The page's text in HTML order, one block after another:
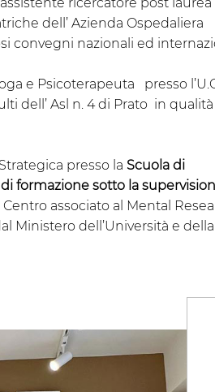
ricercatore post laurea
dell’ Azienda Ospedaliera
convegni nazionali ed
e Psicoterapeuta presso
dell’ Asl n. 4 di Prato in qualità
presso la Scuoladi
formazione sotto la
associato al Mental
Ministero dell’Università e